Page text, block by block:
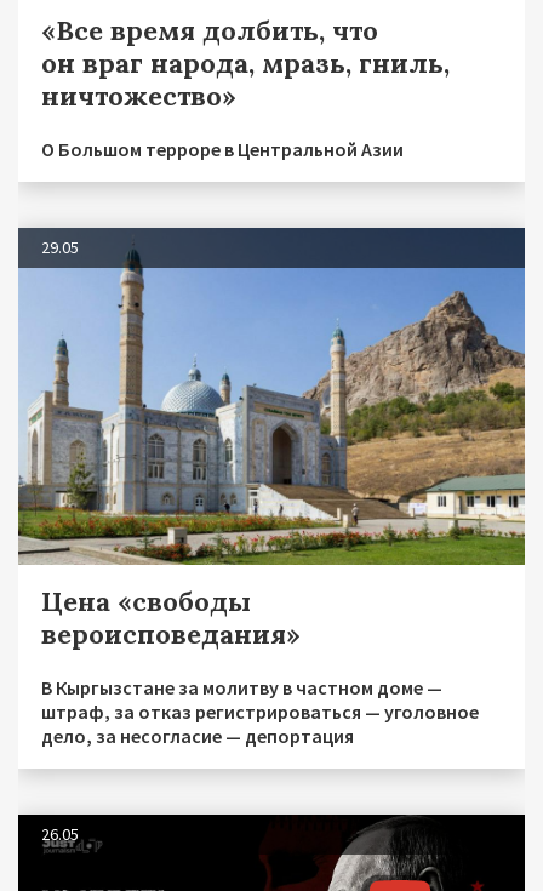
«Все время долбить, что
он враг народа, мразь, гниль,
ничтожество»
О Большом терроре в Центральной Азии
29.05
Цена «свободы
вероисповедания»
В Кыргызстане за молитву в частном доме —
штраф, за отказ регистрироваться — уголовное
дело, за несогласие — депортация
26.05